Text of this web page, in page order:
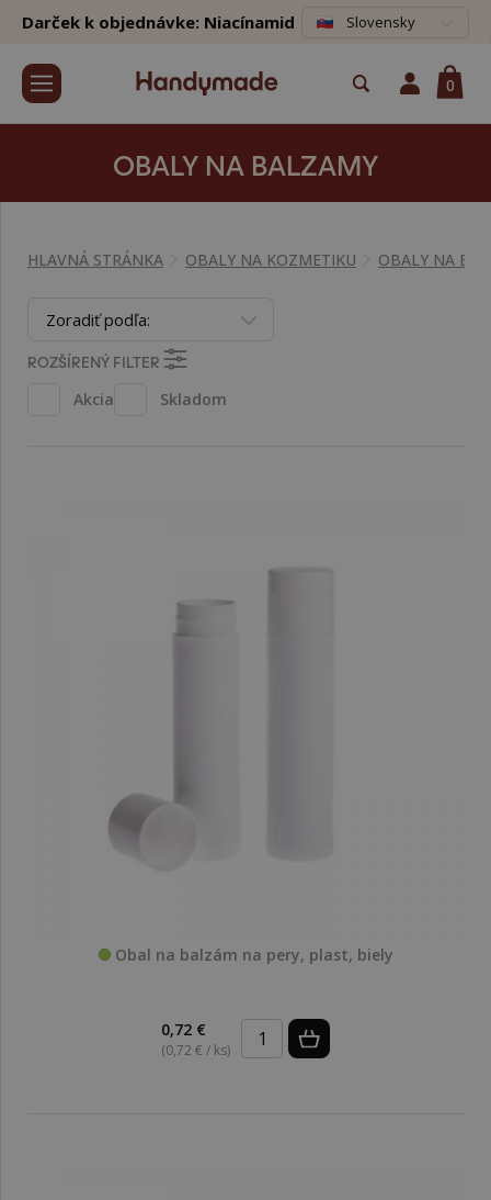
Darček k objednávke: Niacínamid Slovensky
0
OBALY NA BALZAMY
HLAVNÁ STRÁNKA OBALY NA KOZMETIKU OBALY NA
Zoradiť podľa:
ROZŠÍRENÝ FILTER
Akcia
Skladom
Obal na balzám na pery, plast, biely
0,72 €
(0,72 € / ks)